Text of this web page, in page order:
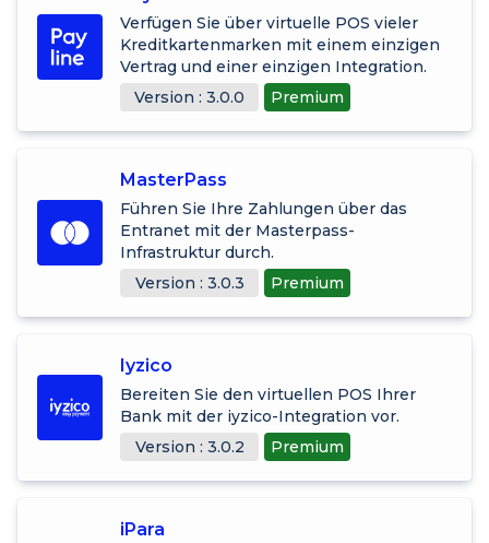
Verfügen Sie über virtuelle POS vieler
Kreditkartenmarken mit einem einzigen
Vertrag und einer einzigen Integration.
Version : 3.0.0
Premium
MasterPass
Führen Sie Ihre Zahlungen über das
Entranet mit der Masterpass-
Infrastruktur durch.
Version : 3.0.3
Premium
Iyzico
Bereiten Sie den virtuellen POS Ihrer
Bank mit der iyzico-Integration vor.
Version : 3.0.2
Premium
iPara